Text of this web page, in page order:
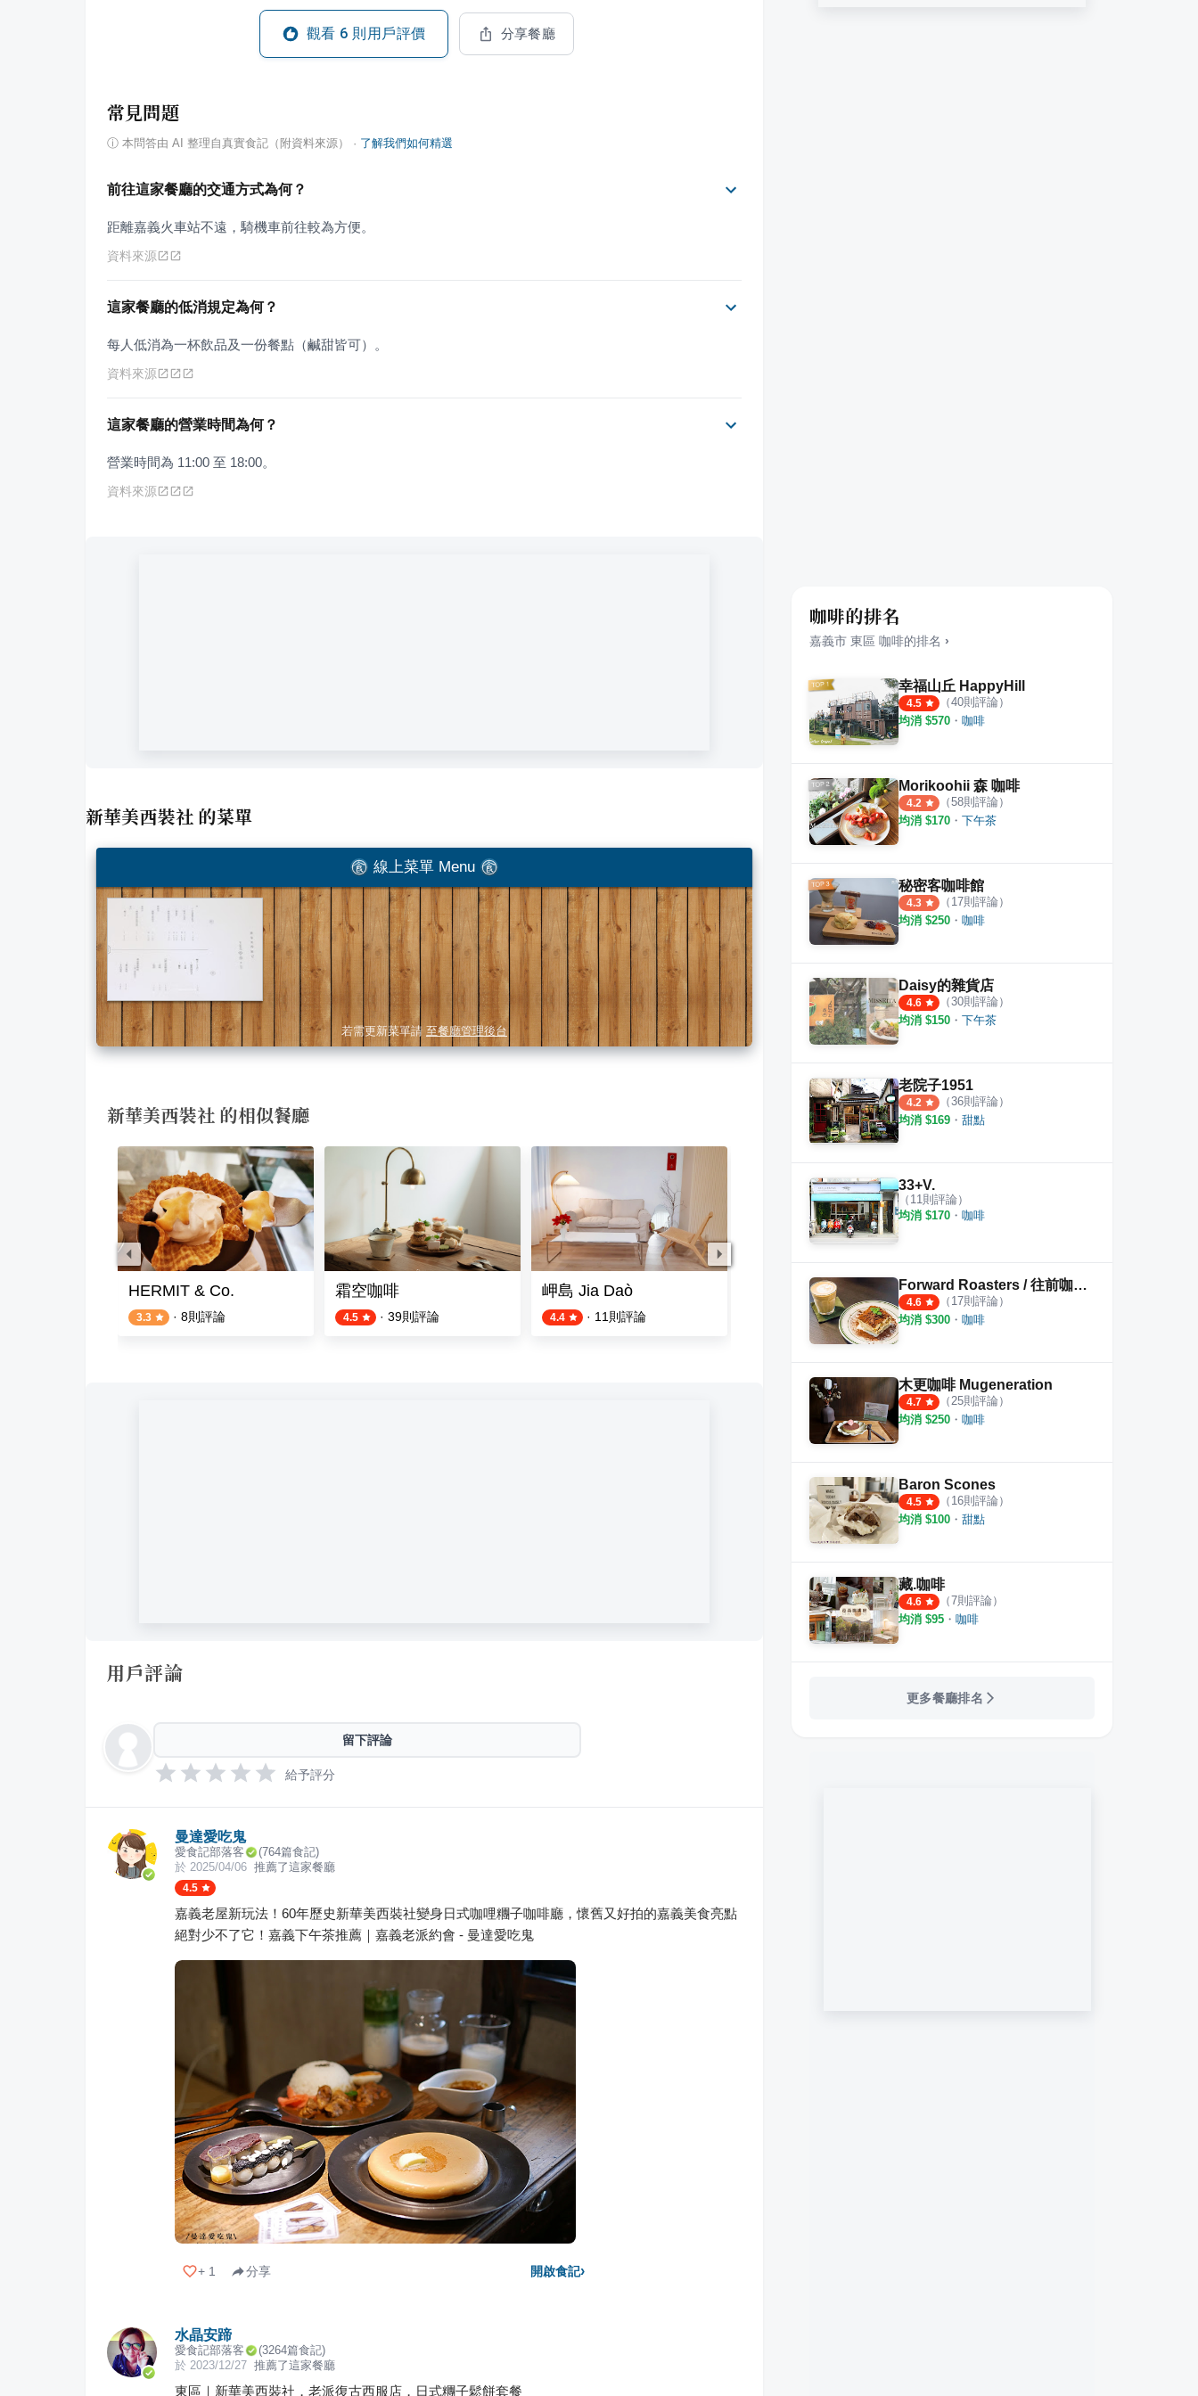
觀看 6 則用戶評價 分享餐廳
常見問題
ⓘ 本問答由 AI 整理自真實食記（附資料來源） · 了解我們如何精選
前往這家餐廳的交通方式為何？
距離嘉義火車站不遠，騎機車前往較為方便。
資料來源
這家餐廳的低消規定為何？
每人低消為一杯飲品及一份餐點（鹹甜皆可）。
資料來源
這家餐廳的營業時間為何？
營業時間為 11:00 至 18:00。
資料來源
新華美西裝社 的菜單
線上菜單 Menu
若需更新菜單請 至餐廳管理後台
新華美西裝社 的相似餐廳
HERMIT & Co.
3.3 · 8則評論
霜空咖啡
4.5 · 39則評論
岬島 Jia Daò
4.4 · 11則評論
杰廚 Jay’s Kitchen
則評論
穀谷
4.4
用戶評論
留下評論
給予評分
曼達愛吃鬼
愛食記部落客 (764篇食記)
於 2025/04/06 推薦了這家餐廳
4.5
嘉義老屋新玩法！60年歷史新華美西裝社變身日式咖哩糰子咖啡廳，懷舊又好拍的嘉義美食亮點
絕對少不了它！嘉義下午茶推薦｜嘉義老派約會 - 曼達愛吃鬼
+ 1 分享 開啟食記›
水晶安蹄
愛食記部落客 (3264篇食記)
於 2023/12/27 推薦了這家餐廳
東區｜新華美西裝社，老派復古西服店，日式糰子鬆餅套餐
咖啡的排名
嘉義市 東區 咖啡的排名 ›
幸福山丘 HappyHill
4.5 （40則評論）
均消 $570 ・ 咖啡
Morikoohii 森 咖啡
4.2 （58則評論）
均消 $170 ・ 下午茶
秘密客咖啡館
4.3 （ 17則評論）
均消 $250 ・ 咖啡
Daisy的雜貨店
4.6 （30則評論）
均消 $150 ・ 下午茶
老院子1951
4.2 （36則評論）
均消 $169 ・ 甜點
33+V.
（ 11 則評論）
均消 $170 ・ 咖啡
Forward Roasters / 往前咖啡製作所
4.6 （ 17則評論）
均消 $300 ・ 咖啡
木更咖啡 Mugeneration
4.7 （25則評論）
均消 $250 ・ 咖啡
Baron Scones
4.5 （ 16則評論）
均消 $100 ・ 甜點
藏.咖啡
4.6 （7則評論）
均消 $95 ・ 咖啡
更多餐廳排名